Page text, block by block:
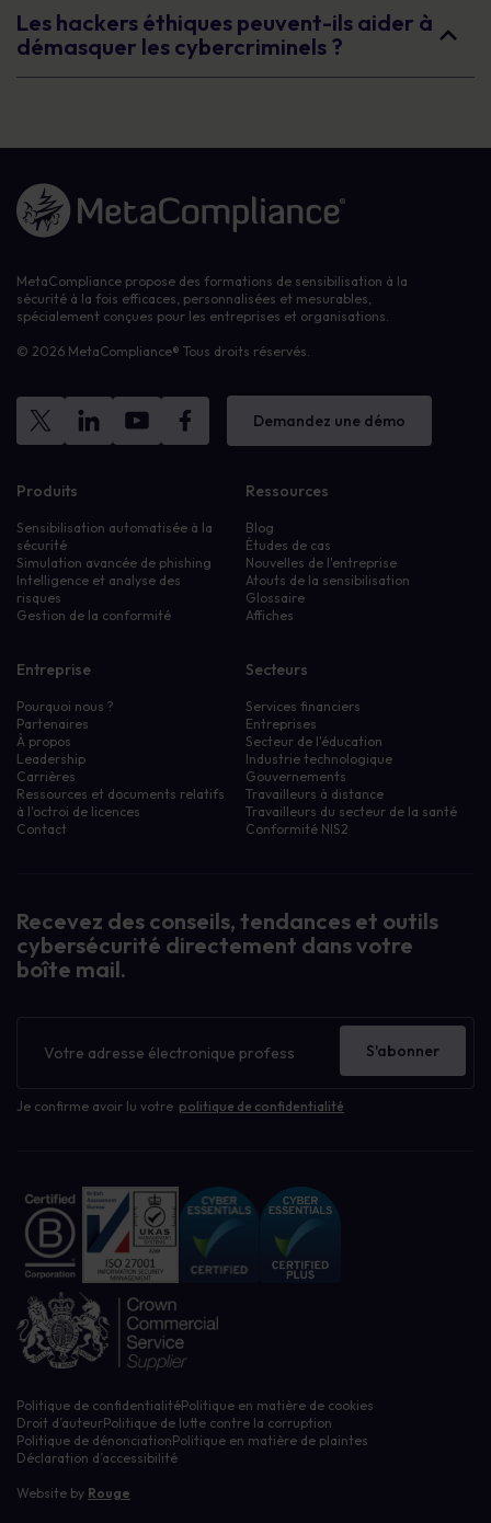
Les hackers éthiques peuvent-ils aider à
démasquer les cybercriminels ?
Lien vers la page d'accueil
MetaCompliance propose des formations de sensibilisation à la
sécurité à la fois efficaces, personnalisées et mesurables,
spécialement conçues pour les entreprises et organisations.
© 2026 MetaCompliance® Tous droits réservés.
Demandez une démo
Produits
Sensibilisation automatisée à la
sécurité
Simulation avancée de phishing
Intelligence et analyse des
risques
Gestion de la conformité
Ressources
Blog
Études de cas
Nouvelles de l'entreprise
Atouts de la sensibilisation
Glossaire
Affiches
Entreprise
Pourquoi nous ?
Partenaires
À propos
Leadership
Carrières
Ressources et documents relatifs
à l'octroi de licences
Contact
Secteurs
Services financiers
Entreprises
Secteur de l'éducation
Industrie technologique
Gouvernements
Travailleurs à distance
Travailleurs du secteur de la santé
Conformité NIS2
Recevez des conseils, tendances et outils
cybersécurité directement dans votre
boîte mail.
d'information
Je confirme avoir lu votre politique de confidentialité
S'abonner
Politique de confidentialitéPolitique en matière de cookies
Droit d’auteurPolitique de lutte contre la corruption
Politique de dénonciationPolitique en matière de plaintes
Déclaration d’accessibilité
Website by Rouge